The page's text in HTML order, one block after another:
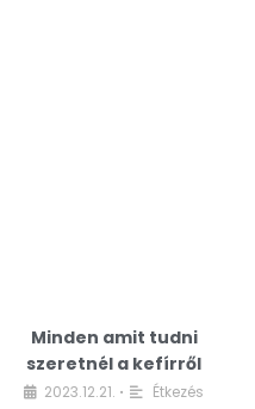
Minden amit tudni
szeretnél a kefírről
2023.12.21. • Étkezés